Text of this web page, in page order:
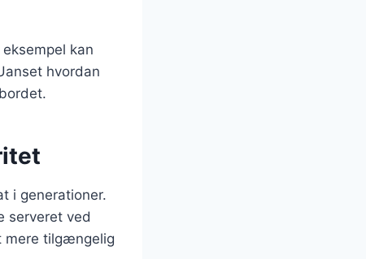
kan
hvordan
i generationer.
serveret ved
mere tilgængelig